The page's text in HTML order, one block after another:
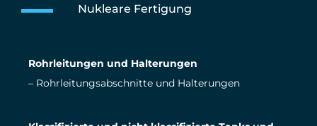
Nukleare Fertigung
Rohrleitungen und Halterungen
– Rohrleitungsabschnitte und Halterungen